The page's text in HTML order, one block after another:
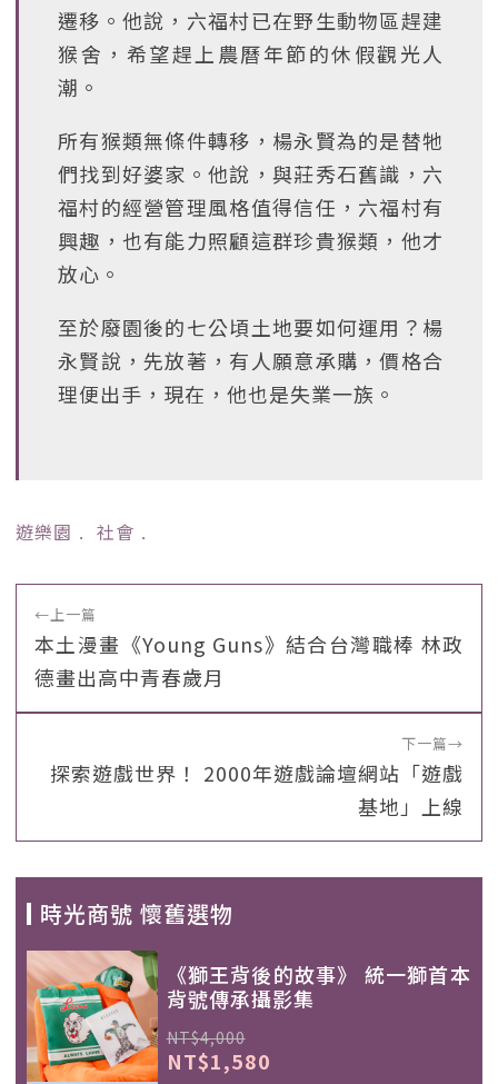
遷移。他說，六福村已在野生動物區趕建
猴舍，希望趕上農曆年節的休假觀光人
潮。
所有猴類無條件轉移，楊永賢為的是替牠
們找到好婆家。他說，與莊秀石舊識，六
福村的經營管理風格值得信任，六福村有
興趣，也有能力照顧這群珍貴猴類，他才
放心。
至於廢園後的七公頃土地要如何運用？楊
永賢說，先放著，有人願意承購，價格合
理便出手，現在，他也是失業一族。
遊樂園 ﹒ 社會 ﹒
←上一篇
本土漫畫《Young Guns》結合台灣職棒 林政
德畫出高中青春歲月
下一篇→
探索遊戲世界！ 2000年遊戲論壇網站「遊戲
基地」上線
時光商號 懷舊選物
《獅王背後的故事》 統一獅首本
背號傳承攝影集
NT$4,000
NT$1,580